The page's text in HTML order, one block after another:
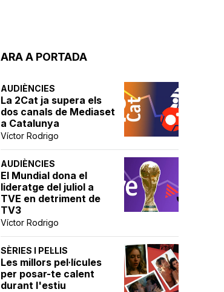
ARA A PORTADA
AUDIÈNCIES
La 2Cat ja supera els
dos canals de Mediaset
a Catalunya
Víctor Rodrigo
AUDIÈNCIES
El Mundial dona el
lideratge del juliol a
TVE en detriment de
TV3
Víctor Rodrigo
SÈRIES I PEL·LIS
Les millors pel·lícules
per posar-te calent
durant l'estiu